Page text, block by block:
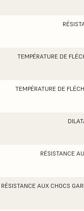
TEMPÉRATURE DE
TEMPÉRATURE DE
RÉSISTANCE
RÉSISTANCE AUX CHOCS